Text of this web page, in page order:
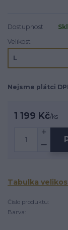
Dostupnost
Velikost
Nejsme plátci
1 199 Kč/ks
Tabulka
Číslo produktu:
Barva: